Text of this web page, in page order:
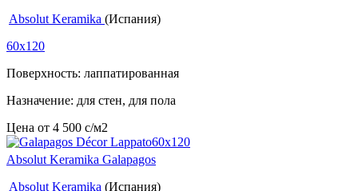
Absolut Keramika (Испания)
60x120
Поверхность: лаппатированная
Назначение: для стен, для пола
Цена от 4 500 c/м2
Absolut Keramika Galapagos
Absolut Keramika (Испания)